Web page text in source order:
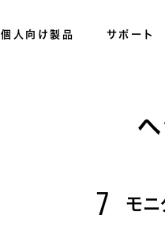
個人向け製品 サポート
7 モニ